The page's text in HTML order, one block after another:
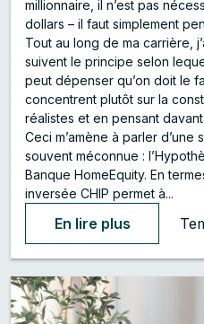
millionnaire, il n’est pas
dollars – il faut simplement
Tout au long de ma carrière,
suivent le principe selon
peut dépenser qu’on doit le
concentrent plutôt sur la
réalistes et en pensant
Ceci m’amène à parler
souvent méconnue :
Banque HomeEquity. En
inversée CHIP permet à...
En lire plus